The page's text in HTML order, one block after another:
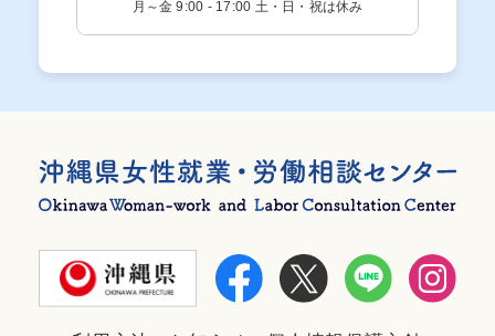
月～金 9:00 - 17:00 土・日・祝は休み